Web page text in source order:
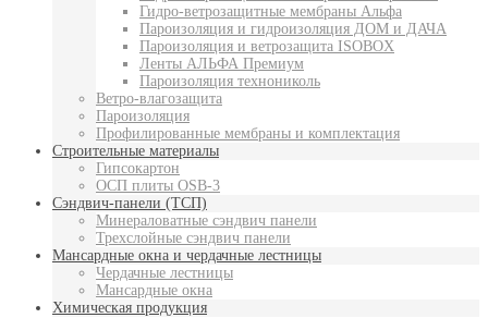
Гидро-ветрозащитные мембраны Альфа
Пароизоляция и гидроизоляция ДОМ и ДАЧА
Пароизоляция и ветрозащита ISOBOX
Ленты АЛЬФА Премиум
Пароизоляция технониколь
Ветро-влагозащита
Пароизоляция
Профилированные мембраны и комплектация
Строительные материалы
Гипсокартон
ОСП плиты OSB-3
Сэндвич-панели (ТСП)
Минераловатные сэндвич панели
Трехслойные сэндвич панели
Мансардные окна и чердачные лестницы
Чердачные лестницы
Мансардные окна
Химическая продукция